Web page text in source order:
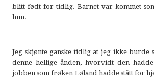
blitt født for tidlig. Barnet var kommet
hun.
Jeg skjønte ganske tidlig at jeg ikke
denne hellige ånden, hvorvidt den
jobben som frøken Løland hadde stått for